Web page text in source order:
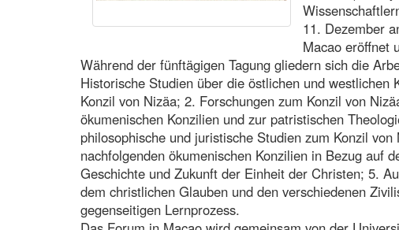
11. Dezember
Macao eröffnet
Während der fünftägigen Tagung gliedern sich die
Historische Studien über die östlichen und westlichen
Konzil von Nizäa; 2. Forschungen zum Konzil von
ökumenischen Konzilien und zur patristischen
philosophische und juristische Studien zum Konzil von
nachfolgenden ökumenischen Konzilien in Bezug auf
Geschichte und Zukunft der Einheit der Christen; 5.
dem christlichen Glauben und den verschiedenen
gegenseitigen Lernprozess.